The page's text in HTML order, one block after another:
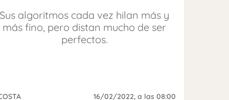
Sus algoritmos cada vez hilan más y
más fino, pero distan mucho de ser
perfectos.
16/02/2022, a las 08:00